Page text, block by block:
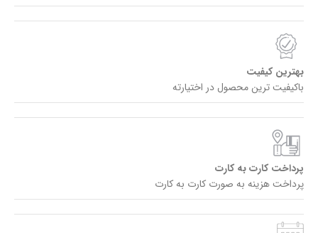
بهترین کیفیت
باکیفیت ترین محصول در اختیارته
پرداخت کارت به کارت
پرداخت هزینه به صورت کارت به کارت